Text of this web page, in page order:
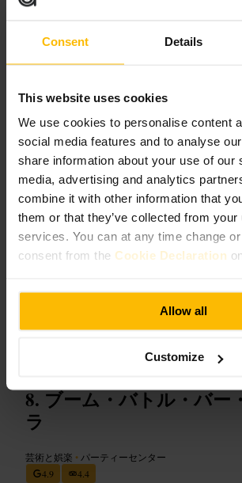
Consent Details
This website uses cookies
We use cookies to personalise content
social media features and to analyse
share information about your use of our
media, advertising and analytics
combine it with other information that
them or that they’ve collected from your
services. You can at any time change
consent from the Cookie Declaration
Allow all
Customize
ワインバー #ロイヤルマイル
期待できること
グラスワインの種類が豊富で、ウイスキーの
しめます。メニューはシェア前提の軽い料理
ハムや各国のチーズが並びます。店内は小ぢ
囲気です、スタッフは飲み物の説明や相性の提
す。
ご来館の計画
すと好みが見つかりやすいです。店はこぢん
グループなら事前に空席を確認すると安心です
https://caskandvine.co.uk/
ブーム・バトル・バー
ラ
芸術と娯楽 • パーティーセンター
4.9
4.4